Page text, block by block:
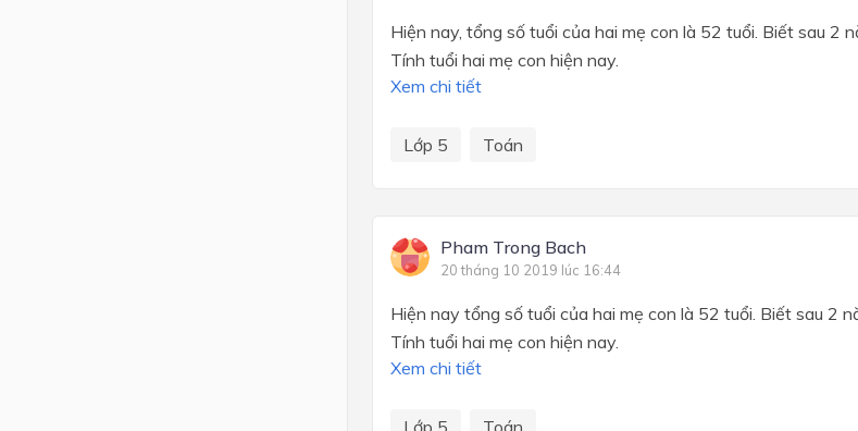
Hiện nay, tổng số tuổi của hai mẹ con là 52 tuổi. Biết sau 2
Tính tuổi hai mẹ con hiện nay.
Xem chi tiết
Lớp 5 Toán
Pham Trong Bach
20 tháng 10 2019 lúc 16:44
Hiện nay tổng số tuổi của hai mẹ con là 52 tuổi. Biết sau 2
Tính tuổi hai mẹ con hiện nay.
Xem chi tiết
Lớp 5 Toán